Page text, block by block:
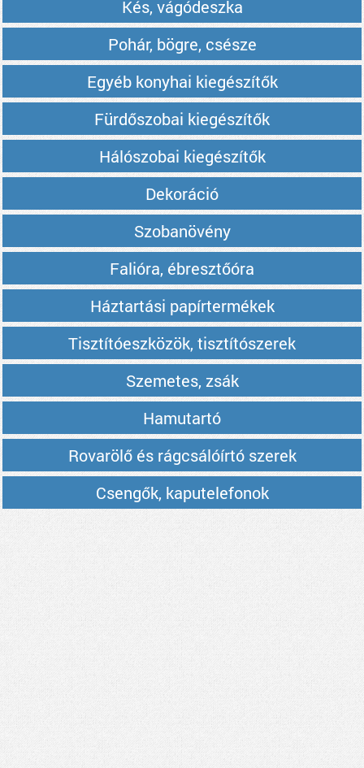
Kés, vágódeszka
Pohár, bögre, csésze
Egyéb konyhai kiegészítők
Fürdőszobai kiegészítők
Hálószobai kiegészítők
Dekoráció
Szobanövény
Falióra, ébresztőóra
Háztartási papírtermékek
Tisztítóeszközök, tisztítószerek
Szemetes, zsák
Hamutartó
Rovarölő és rágcsálóírtó szerek
Csengők, kaputelefonok